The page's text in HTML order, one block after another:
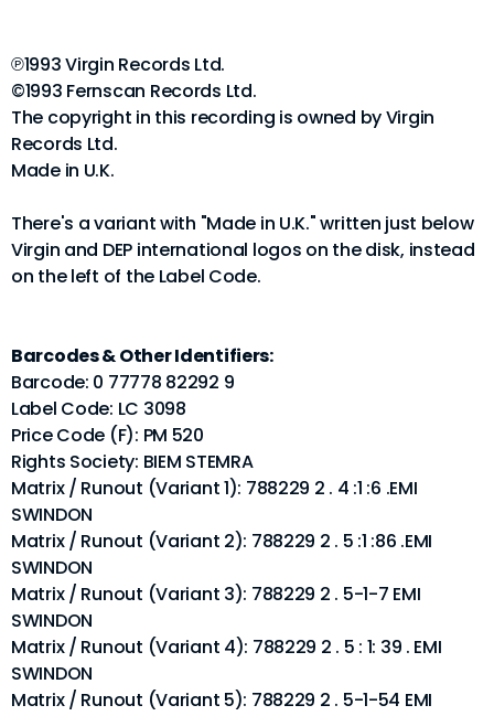
℗1993 Virgin Records Ltd.
©1993 Fernscan Records Ltd.
The copyright in this recording is owned by Virgin
Records Ltd.
Made in U.K.
There's a variant with "Made in U.K." written just below
Virgin and DEP international logos on the disk, instead
on the left of the Label Code.
Barcodes & Other Identifiers:
Barcode: 0 77778 82292 9
Label Code: LC 3098
Price Code (F): PM 520
Rights Society: BIEM STEMRA
Matrix / Runout (Variant 1): 788229 2 . 4 :1 :6 .EMI
SWINDON
Matrix / Runout (Variant 2): 788229 2 . 5 :1 :86 .EMI
SWINDON
Matrix / Runout (Variant 3): 788229 2 . 5-1-7 EMI
SWINDON
Matrix / Runout (Variant 4): 788229 2 . 5 : 1: 39 . EMI
SWINDON
Matrix / Runout (Variant 5): 788229 2 . 5-1-54 EMI